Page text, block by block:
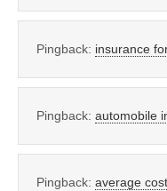
Pingback: insurance
Pingback: automobile
Pingback: average